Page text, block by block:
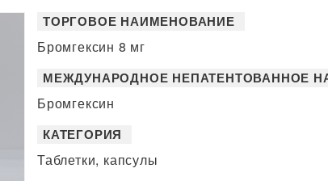
ТОРГОВОЕ НАИМЕНОВАНИЕ
Бромгексин 8 мг
МЕЖДУНАРОДНОЕ НЕПАТЕНТОВАННОЕ
Бромгексин
КАТЕГОРИЯ
Таблетки, капсулы